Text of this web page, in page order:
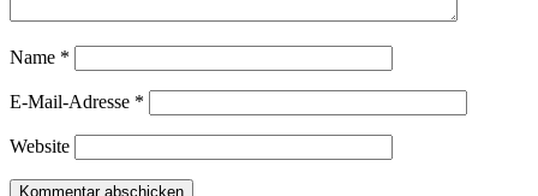
Name *
E-Mail-Adresse *
Website